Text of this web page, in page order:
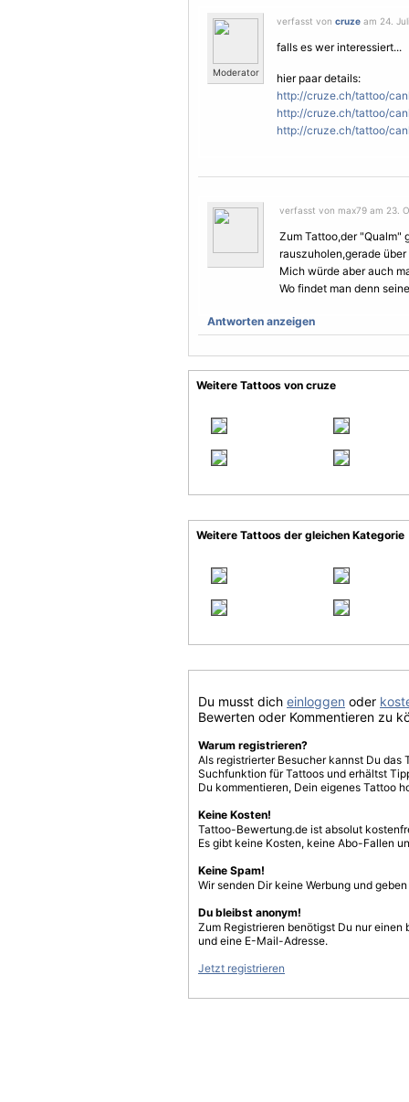
Moderator
verfasst von cruze am 24.
falls es wer interessiert...
hier paar details:
http://cruze.ch/tattoo/
http://cruze.ch/tattoo/
http://cruze.ch/tattoo/
verfasst von max79 am 23.
Zum Tattoo,der "Qualm"
rauszuholen,gerade
Mich würde aber auch
Wo findet man denn
Antworten anzeigen
Weitere Tattoos von cruze
Weitere Tattoos der gleichen Kategorie
Du musst dich einloggen oder
Bewerten oder Kommentieren zu
Warum registrieren?
Als registrierter Besucher kannst Du
Suchfunktion für Tattoos und erhältst
Du kommentieren, Dein eigenes Tattoo
Keine Kosten!
Tattoo-Bewertung.de ist absolut
Es gibt keine Kosten, keine Abo-Fallen
Keine Spam!
Wir senden Dir keine Werbung und
Du bleibst anonym!
Zum Registrieren benötigst Du nur einen
und eine E-Mail-Adresse.
Jetzt registrieren